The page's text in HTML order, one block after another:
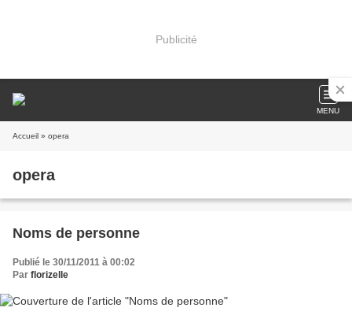
Publicité
MENU
Accueil » opera
opera
Noms de personne
Publié le 30/11/2011 à 00:02
Par florizelle